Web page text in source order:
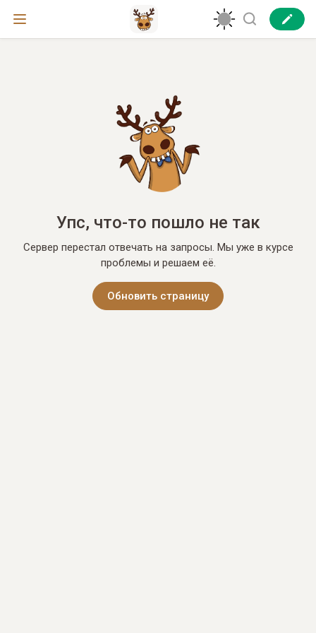
Упс, что-то пошло не так
Сервер перестал отвечать на запросы. Мы уже в курсе
проблемы и решаем её.
Обновить страницу